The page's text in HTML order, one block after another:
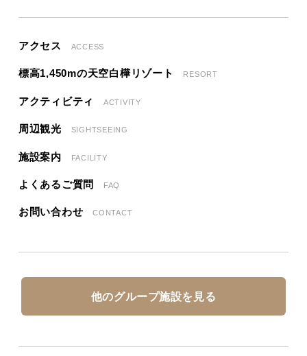
アクセス ACCESS
標高1,450mの天空白樺リゾート RESORT
アクティビティ ACTIVITY
周辺観光 SIGHTSEEING
施設案内 FACILITY
よくあるご質問 FAQ
お問い合わせ CONTACT
他のグループ施設を見る